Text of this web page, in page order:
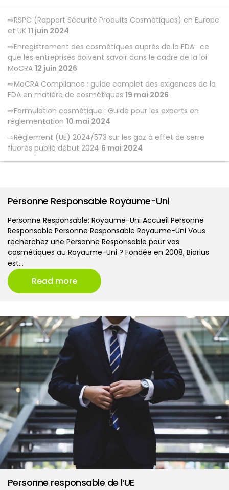
Personne Responsable Royaume-Uni
Personne Responsable: Royaume-Uni Accueil Personne
Responsable Personne Responsable Royaume-Uni Vous
recherchez une Personne Responsable pour vos
cosmétiques au Royaume-Uni ? Fondée en 2008, Biorius
est…
Read more
Personne responsable de l’UE
RSPC (Rapport Sécurité Produits Cosmétiques) en Europe
et UK 11 juin 2024
Enregistrement des cosmétiques auprès de la FDA : ce
que les entreprises doivent savoir dans le cadre de la loi
MoCRA 12 juin 2026
MoCRA Compliance : guide complet des exigences de la
FDA en matière de cosmétiques 19 mai 2026
Formulation cosmétique : Guide pour les experts en
réglementation 10 mai 2024
Règlement (UE) 2024/573 sur les gaz à effet de serre
fluorés publié début 2024 6 mai 2024